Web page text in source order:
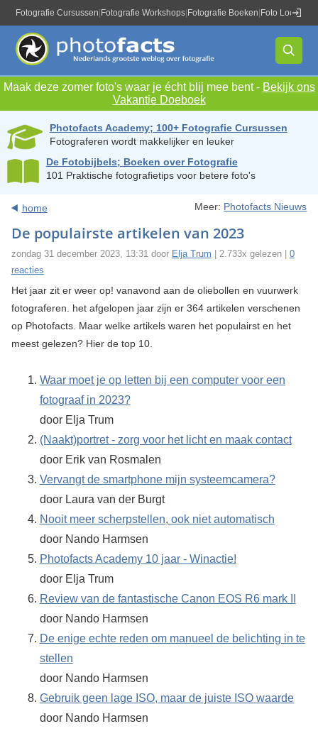
Fotografie Cursussen Fotografie Workshops Fotografie Boeken Foto Locaties
Maak deze zomer foto's waar je écht blij mee bent - Bekijk ons
Vakantie Doeboek
Photofacts Academy; 100+ Fotografie Cursussen
Fotograferen wordt makkelijker en leuker
De Fotobijbels; Boeken over Fotografie
101 Praktische fotografietips voor betere foto's
home Meer: Photofacts Nieuws
De populairste artikelen van 2023
zondag 31 december 2023, 13:31 door Elja Trum | 2.733x gelezen | 0
reacties
Het jaar zit er weer op! vanavond aan de oliebollen en vuurwerk
fotograferen. het afgelopen jaar zijn er 364 artikelen verschenen
op Photofacts. Maar welke artikels waren het populairst en het
meest gelezen? Hier de top 10.
Waar moet je op letten bij een computer voor een
fotograaf in 2023?
door Elja Trum
(Naakt)portret - zorg voor het licht en maak contact
door Erik van Rosmalen
Vervangt de smartphone mijn systeemcamera?
door Laura van der Burgt
Nooit meer scherpstellen, ook niet automatisch
door Nando Harmsen
Photofacts Academy 10 jaar - Winactie!
door Elja Trum
Review van de fantastische Canon EOS R6 mark II
door Nando Harmsen
De enige echte reden om manueel de belichting in te
stellen
door Nando Harmsen
Gebruik geen lage ISO, maar de juiste ISO waarde
door Nando Harmsen